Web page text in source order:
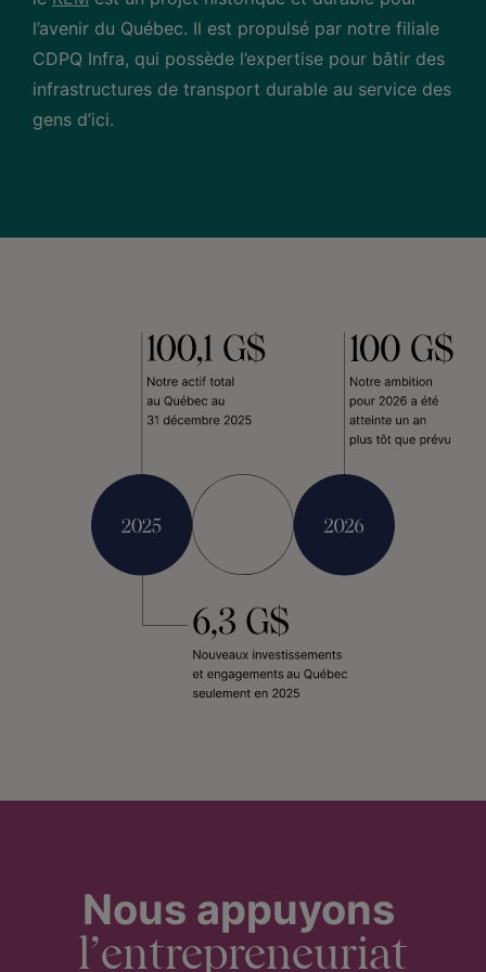
l’avenir du Québec. Il est propulsé par notre filiale
CDPQ Infra, qui possède l’expertise pour bâtir des
infrastructures de transport durable au service des
gens d’ici.
Nous appuyons
l’entrepreneuriat